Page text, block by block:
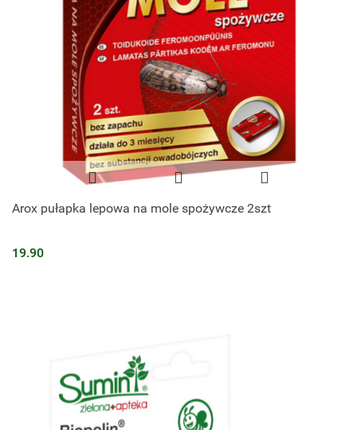
Arox pułapka lepowa na mole spożywcze 2szt
19.90